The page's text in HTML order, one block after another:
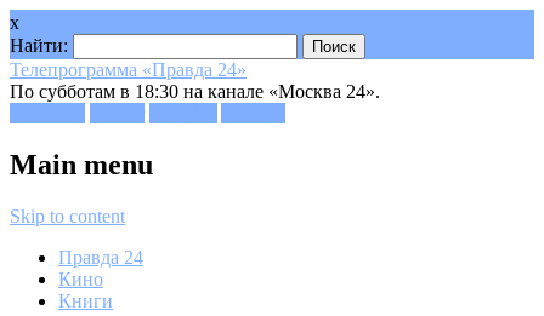
x
Найти:
Телепрограмма «Правда 24»
По субботам в 18:30 на канале «Москва 24».
Main menu
Skip to content
Правда 24
Кино
Книги